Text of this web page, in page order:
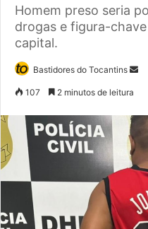
Homem preso seria
drogas e figura-
capital.
Bastidores do Tocantins
m
-
m
107 2 minutos de leitura